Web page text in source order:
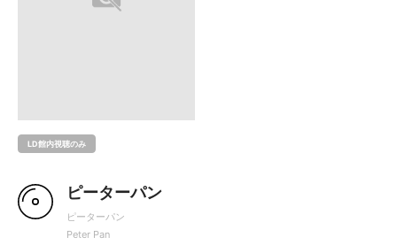
LD館内視聴のみ
ピーターパン
ピーターパン
Peter Pan